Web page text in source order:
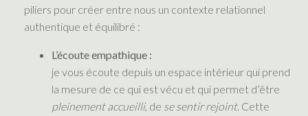
piliers pour créer entre nous un contexte relationnel
authentique et équilibré :
L’écoute empathique :
je vous écoute depuis un espace intérieur qui prend
la mesure de ce qui est vécu et qui permet d’être
pleinement accueilli, de se sentir rejoint. Cette